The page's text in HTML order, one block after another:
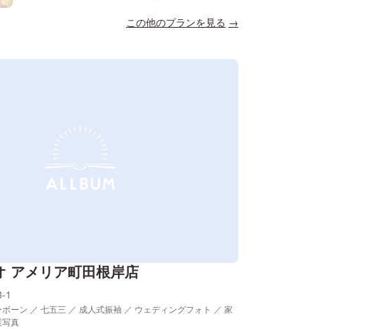
この他のプランを見る
アメリア町田根岸店
1
ーン ／ 七五三 ／ 成人式振袖 ／ ウェディングフォト ／ 家
写真